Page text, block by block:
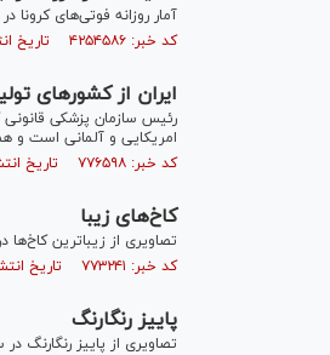
آمار روزانه فوتی‌های کرونا در ایران
کد خبر: ۴۲۵۴۵۸۶ تاریخ انتشار : ۱۴۰۱/۰۲/۱۶
ایران از کشور‌های
رئیس سازمان پزشکی قانونی
امریکایی و آلمانی است و
کد خبر: ۷۷۶۵۹۸ تاریخ انتشار : ۱۴۰۰/۰۹/۰۳
کاخ‌های زیبا
تصاویری از زیباترین کاخ‌ها
کد خبر: ۷۷۳۲۴۱ تاریخ انتشار : ۱۴۰۰/۰۸/۲۵
پاییز رنگارنگ
تصاویری از پاییز رنگارنگ